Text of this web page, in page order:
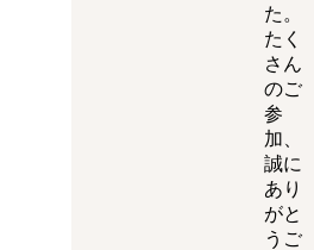
た。
たく
さん
のご
参
加、
誠に
あり
がと
うご